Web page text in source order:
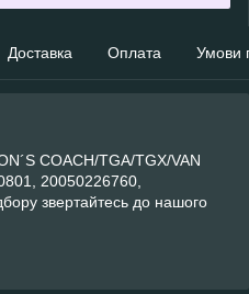
Доставка Оплата Умови
COACH/TGA/TGX/VAN
20050226760,
звертайтесь до нашого